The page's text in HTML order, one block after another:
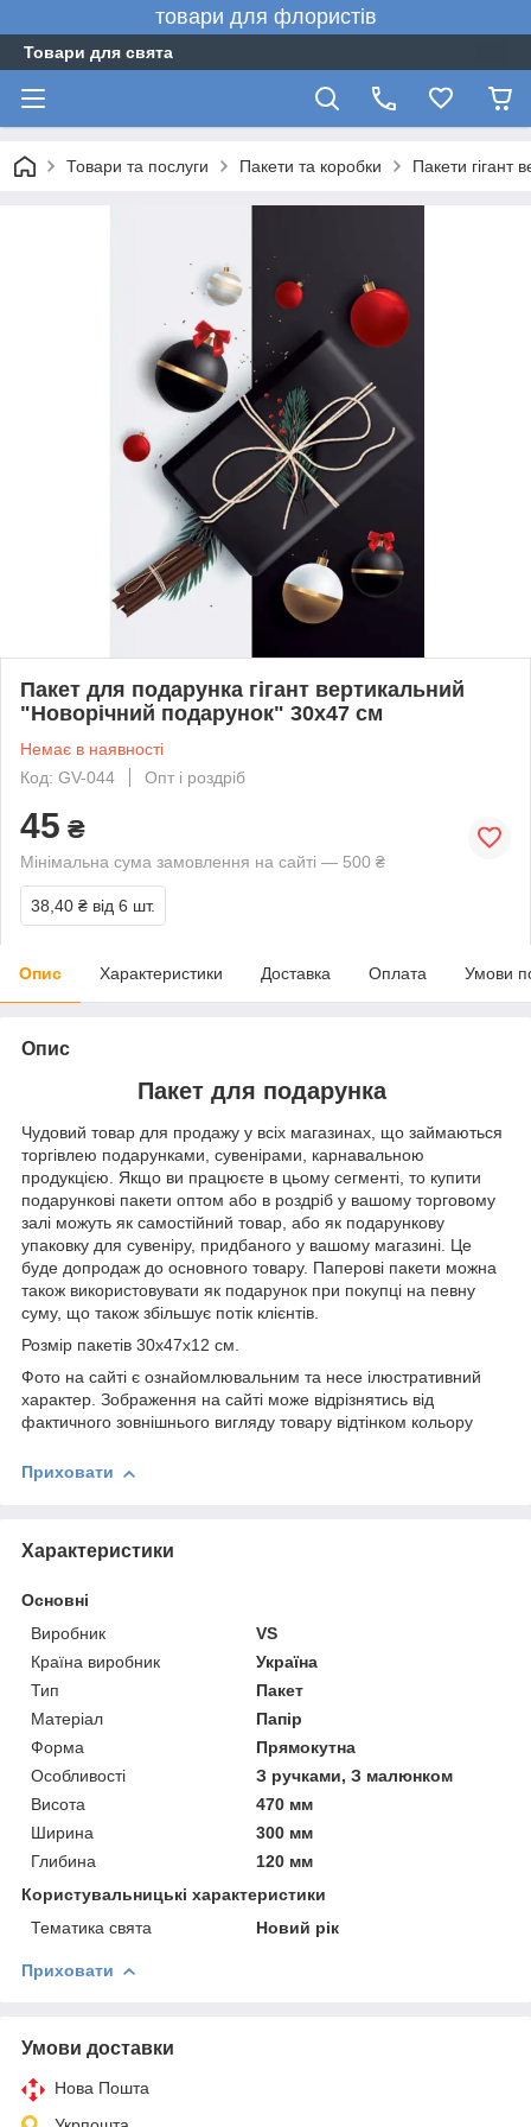
товари для флористів
Товари для свята
Товари та послуги Пакети та коробки Пакети гігант
Пакет для подарунка гігант вертикальний
"Новорічний подарунок" 30х47 см
Немає в наявності
Код: GV-044
Опт і роздріб
45 ₴
Мінімальна сума замовлення на сайті — 500 ₴
38,40 ₴ від 6 шт.
Опис Характеристики Доставка Оплата Умови
Опис
Пакет для подарунка
Чудовий товар для продажу у всіх магазинах, що займаються
торгівлею подарунками, сувенірами, карнавальною
продукцією. Якщо ви працюєте в цьому сегменті, то купити
подарункові пакети оптом або в роздріб у вашому торговому
залі можуть як самостійний товар, або як подарункову
упаковку для сувеніру, придбаного у вашому магазині. Це
буде допродаж до основного товару. Паперові пакети можна
також використовувати як подарунок при покупці на певну
суму, що також збільшує потік клієнтів.
Розмір пакетів 30x47x12 см.
Фото на сайті є ознайомлювальним та несе ілюстративний
характер. Зображення на сайті може відрізнятись від
фактичного зовнішнього вигляду товару відтінком кольору
Приховати
Характеристики
Основні
Виробник
VS
Країна виробник
Україна
Тип
Пакет
Матеріал
Папір
Форма
Прямокутна
Особливості
З ручками, З малюнком
Висота
470 мм
Ширина
300 мм
Глибина
120 мм
Користувальницькі характеристики
Тематика свята
Новий рік
Приховати
Умови доставки
Нова Пошта